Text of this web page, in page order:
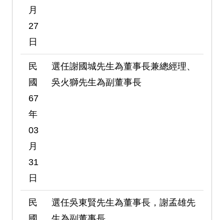
月
27
日
民
國
67
年
03
月
31
日
選任謝國城先生為董事長兼總經理、
吳火獅先生為副董事長
民
選任吳東賢先生為董事長，謝孟雄先